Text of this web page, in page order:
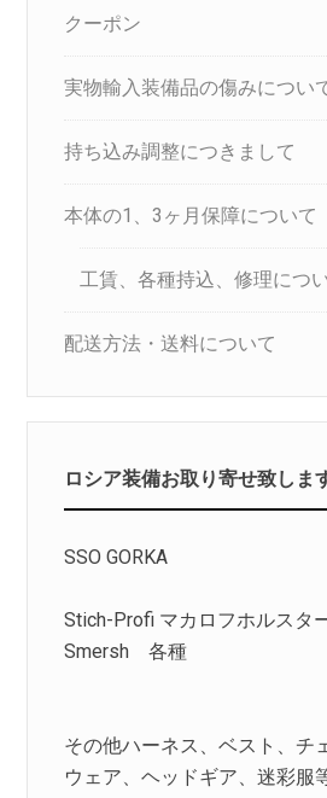
クーポン
実物輸入装備品の傷みについ
持ち込み調整につきまして
本体の1、3ヶ月保障について
工賃、各種持込、修理につ
配送方法・送料について
ロシア装備お取り寄せ致しま
SSO GORKA
Stich-Profi マカロフホルスタ
Smersh 各種
その他ハーネス、ベスト、チ
ウェア、ヘッドギア、迷彩服